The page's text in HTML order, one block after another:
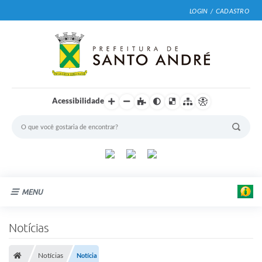
LOGIN / CADASTRO
Acessibilidade
MENU
Notícias
Notícias Notícia